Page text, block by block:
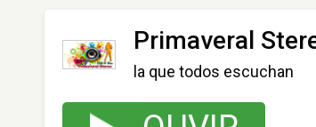
Primaveral
la que todos escuchan